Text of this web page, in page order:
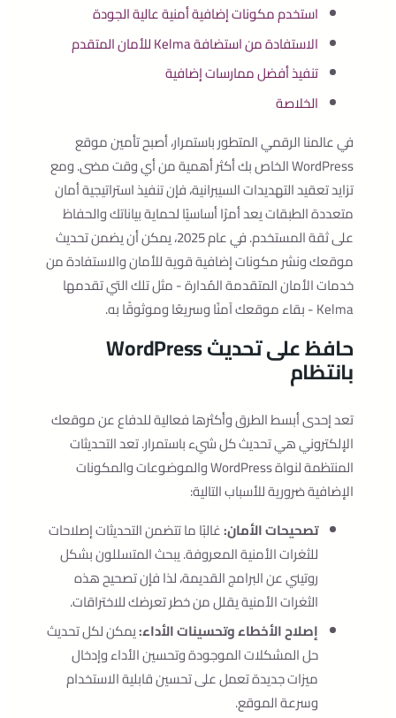
استخدم مكونات إضافية أمنية عالية الجودة
الاستفادة من استضافة Kelma للأمان المتقدم
تنفيذ أفضل ممارسات إضافية
الخلاصة
في عالمنا الرقمي المتطور باستمرار، أصبح تأمين موقع
WordPress الخاص بك أكثر أهمية من أي وقت مضى. ومع
تزايد تعقيد التهديدات السيبرانية، فإن تنفيذ استراتيجية أمان
متعددة الطبقات يعد أمرًا أساسيًا لحماية بياناتك والحفاظ
على ثقة المستخدم. في عام 2025، يمكن أن يضمن تحديث
موقعك ونشر مكونات إضافية قوية للأمان والاستفادة من
خدمات الأمان المتقدمة المُدارة - مثل تلك التي تقدمها
Kelma - بقاء موقعك آمنًا وسريعًا وموثوقًا به.
حافظ على تحديث WordPress
بانتظام
تعد إحدى أبسط الطرق وأكثرها فعالية للدفاع عن موقعك
الإلكتروني هي تحديث كل شيء باستمرار. تعد التحديثات
المنتظمة لنواة WordPress والموضوعات والمكونات
الإضافية ضرورية للأسباب التالية:
تصحيحات الأمان:غالبًا ما تتضمن التحديثات إصلاحات
للثغرات الأمنية المعروفة. يبحث المتسللون بشكل
روتيني عن البرامج القديمة، لذا فإن تصحيح هذه
الثغرات الأمنية يقلل من خطر تعرضك للاختراقات.
إصلاح الأخطاء وتحسينات الأداء:يمكن لكل تحديث
حل المشكلات الموجودة وتحسين الأداء وإدخال
ميزات جديدة تعمل على تحسين قابلية الاستخدام
وسرعة الموقع.